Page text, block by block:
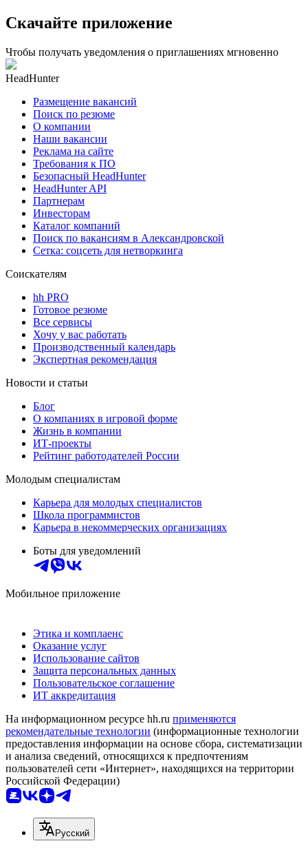
Скачайте приложение
Чтобы получать уведомления о приглашениях мгновенно
HeadHunter
Размещение вакансий
Поиск по резюме
О компании
Наши вакансии
Реклама на сайте
Требования к ПО
Безопасный HeadHunter
HeadHunter API
Партнерам
Инвесторам
Каталог компаний
Поиск по вакансиям в Александровской
Сетка: соцсеть для нетворкинга
Соискателям
hh PRO
Готовое резюме
Все сервисы
Хочу у вас работать
Производственный календарь
Экспертная рекомендация
Новости и статьи
Блог
О компаниях в игровой форме
Жизнь в компании
ИТ-проекты
Рейтинг работодателей России
Молодым специалистам
Карьера для молодых специалистов
Школа программистов
Карьера в некоммерческих организациях
Боты для уведомлений
Мобильное приложение
Этика и комплаенс
Оказание услуг
Использование сайтов
Защита персональных данных
Пользовательское соглашение
ИТ аккредитация
На информационном ресурсе hh.ru применяются
рекомендательные технологии (информационные технологии
предоставления информации на основе сбора, систематизации
и анализа сведений, относящихся к предпочтениям
пользователей сети «Интернет», находящихся на территории
Российской Федерации)
Русский